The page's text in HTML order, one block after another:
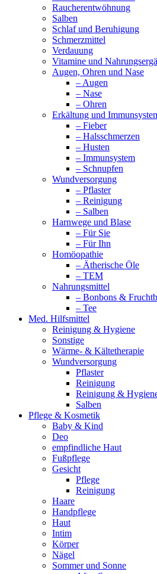
Raucherentwöhnung
Salben
Schlaf und Beruhigung
Schmerzmittel
Verdauung
Vitamine und
Augen, Ohren und Nase
– Augen
– Nase
– Ohren
Erkältung und
– Fieber
– Halsschmerzen
– Husten
– Immunsystem
– Schnupfen
Wundversorgung
– Pflaster
– Reinigung
– Salben
Harnwege und Blase
– Für Sie
– Für Ihn
Homöopathie
– Ätherische Öle
– TEM
Nahrungsmittel
– Bonbons &
– Tee
Med. Hilfsmittel
Reinigung & Hygiene
Sonstige
Wärme- & Kältetherapie
Wundversorgung
Pflaster
Reinigung
Reinigung &
Salben
Pflege & Kosmetik
Baby & Kind
Deo
empfindliche Haut
Fußpflege
Gesicht
Pflege
Reinigung
Haare
Handpflege
Haut
Intim
Körper
Nägel
Sommer und Sonne